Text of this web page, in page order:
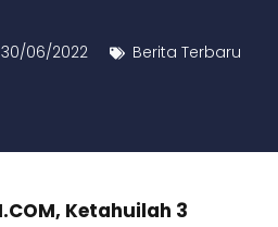
30/06/2022 Berita Terbaru
Ketahuilah 3